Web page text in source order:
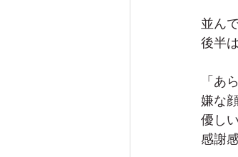
並ん
後半
「あ
嫌な
優し
感謝